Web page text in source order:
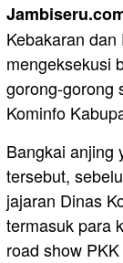
Kebakaran
mengeksekusi
gorong-gorong
Kominfo
Bangkai anjing
tersebut,
jajaran Dinas
termasuk para
road show PKK